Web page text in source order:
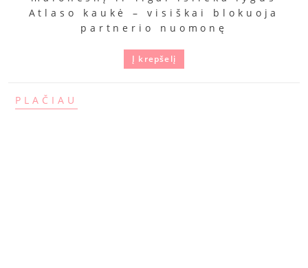
Atlaso kaukė – visiškai blokuoja
partnerio nuomonę
Į krepšelį
PLAČIAU